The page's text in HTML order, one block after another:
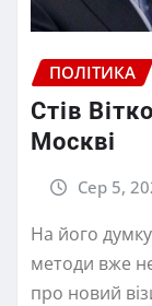
ПОЛІТИКА
Стів
Москві
Сер 5,
На його
методи вже
про новий